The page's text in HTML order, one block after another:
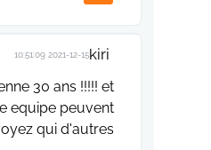
kiri
2021-12-15 10:51:09
30 ans !!!!! et
equipe peuvent
qui d'autres ?